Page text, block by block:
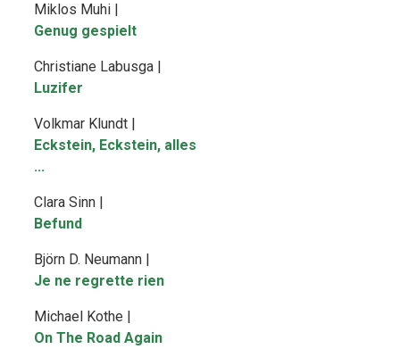
Miklos Muhi |
Genug gespielt
Christiane Labusga |
Luzifer
Volkmar Klundt |
Eckstein, Eckstein, alles
...
Clara Sinn |
Befund
Björn D. Neumann |
Je ne regrette rien
Michael Kothe |
On The Road Again